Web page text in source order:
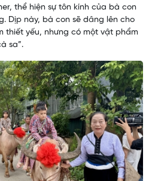
thể hiện sự tôn kính của bà con
Dịp này, bà con sẽ dâng lên cho
thiết yếu, nhưng có một vật phẩm
sa”.